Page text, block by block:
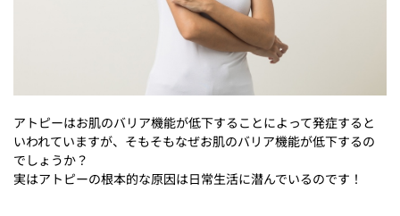
アトピーはお肌のバリア機能が低下することによって発症すると
いわれていますが、そもそもなぜお肌のバリア機能が低下するの
でしょうか？
実はアトピーの根本的な原因は日常生活に潜んでいるのです！